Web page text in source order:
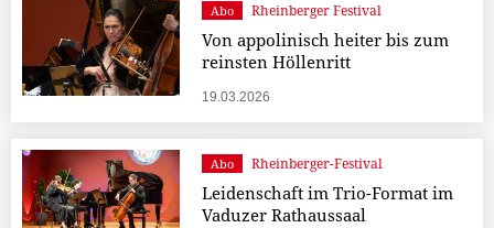
Abo Rheinberger Festival
Von appolinisch heiter bis zum
reinsten Höllenritt
19.03.2026
Abo Rheinberger-Festival
Leidenschaft im Trio-Format im
Vaduzer Rathaussaal